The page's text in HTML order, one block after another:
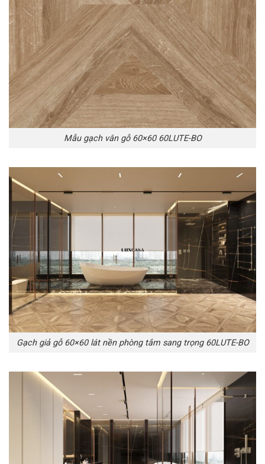
Mẫu gạch vân gỗ 60×60 60LUTE-BO
Gạch giả gỗ 60×60 lát nền phòng tắm sang trọng 60LUTE-BO